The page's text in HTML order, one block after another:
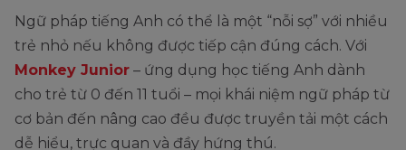
Ngữ pháp tiếng Anh có thể là một “nỗi sợ” với nhiều
trẻ nhỏ nếu không được tiếp cận đúng cách. Với
Monkey Junior – ứng dụng học tiếng Anh dành
cho trẻ từ 0 đến 11 tuổi – mọi khái niệm ngữ pháp từ
cơ bản đến nâng cao đều được truyền tải một cách
dễ hiểu, trực quan và đầy hứng thú.